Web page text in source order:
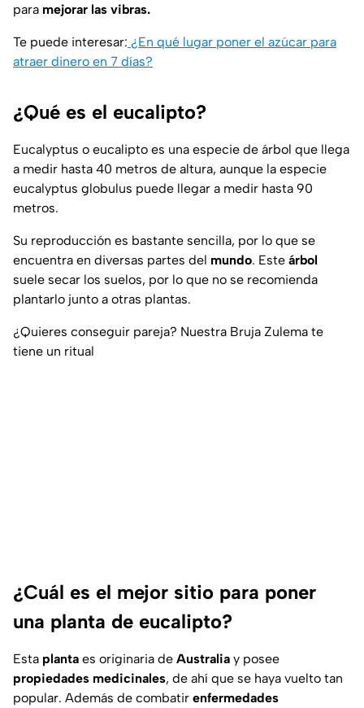
para mejorar las vibras.
Te puede interesar: ¿En qué lugar poner el azúcar para
atraer dinero en 7 días?
¿Qué es el eucalipto?
Eucalyptus o eucalipto es una especie de árbol que llega
a medir hasta 40 metros de altura, aunque la especie
eucalyptus globulus puede llegar a medir hasta 90
metros.
Su reproducción es bastante sencilla, por lo que se
encuentra en diversas partes del mundo. Este árbol
suele secar los suelos, por lo que no se recomienda
plantarlo junto a otras plantas.
¿Quieres conseguir pareja? Nuestra Bruja Zulema te
tiene un ritual
¿Cuál es el mejor sitio para poner
una planta de eucalipto?
Esta planta es originaria de Australia y posee
propiedades medicinales, de ahí que se haya vuelto tan
popular. Además de combatir enfermedades